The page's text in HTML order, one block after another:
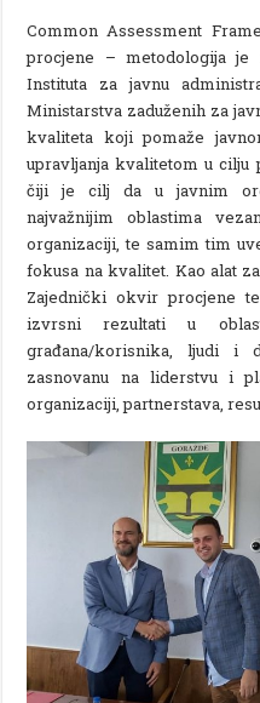
Common Assessment
procjene – metodologija je
Instituta za javnu
Ministarstva zaduženih za
kvaliteta koji pomaže
upravljanja kvalitetom u cilju
čiji je cilj da u javnim
najvažnijim oblastima
organizaciji, te samim tim
fokusa na kvalitet. Kao alat
Zajednički okvir procjene
izvrsni rezultati u
građana/korisnika, ljudi i
zasnovanu na liderstvu i
organizaciji, partnerstava,